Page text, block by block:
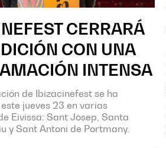
CERRARÁ
CON UNA
INTENSA
de Ibizacinefest se ha
jueves 23 en varias
Eivissa: Sant Josep, Santa
y Sant Antoni de Portmany.